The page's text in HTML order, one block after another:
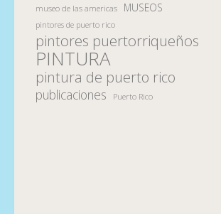
museo de las americas MUSEOS
pintores de puerto rico
pintores puertorriqueños
PINTURA
pintura de puerto rico
publicaciones Puerto Rico